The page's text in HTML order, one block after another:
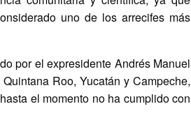
uno de los arrecifes más
por el expresidente Andrés Manuel
Roo, Yucatán y Campeche,
el momento no ha cumplido con